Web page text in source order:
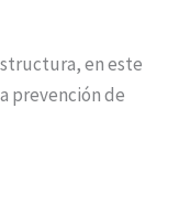
en este
prevención de